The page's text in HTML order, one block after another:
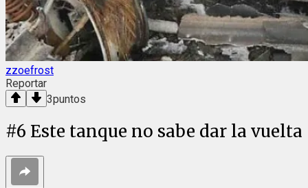
zzoefrost
Reportar
3puntos
#6 Este tanque no sabe dar la vuelta